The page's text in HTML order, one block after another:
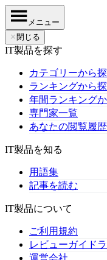
メニュー
✕ 閉じる
IT製品を探す
カテゴリーから
ランキングから
年間ランキング
専門家一覧
あなたの閲覧履歴
IT製品を知る
用語集
記事を読む
IT製品について
ご利用規約
レビューガイド
運営会社